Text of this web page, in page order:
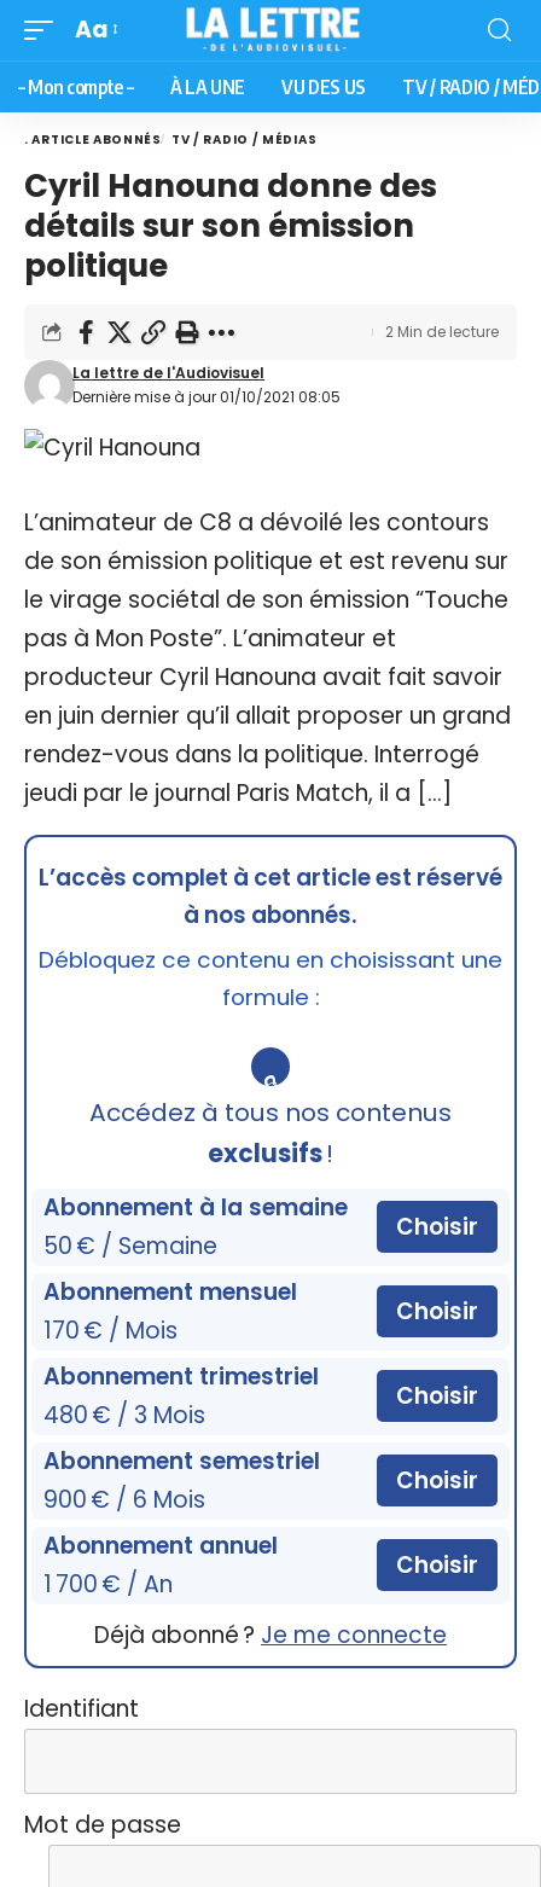
Aa
– Mon compte – À LA UNE VU DES US TV / RADIO /
. ARTICLE ABONNÉS TV / RADIO / MÉDIAS
Cyril Hanouna donne des
détails sur son émission
politique
Dernière mise à jour 01/10/2021 08:05
La lettre de l'Audiovisuel
2 Min de lecture
L’animateur de C8 a dévoilé les contours
de son émission politique et est revenu sur
le virage sociétal de son émission “Touche
pas à Mon Poste”. L’animateur et
producteur Cyril Hanouna avait fait savoir
en juin dernier qu’il allait proposer un grand
rendez-vous dans la politique. Interrogé
jeudi par le journal Paris Match, il a […]
L’accès complet à cet article est réservé
à nos abonnés.
Débloquez ce contenu en choisissant une
formule :
🔒
Accédez à tous nos contenus
exclusifs!
Abonnement à la semaine
50 € / Semaine
Choisir
Abonnement mensuel
170 € / Mois
Choisir
Abonnement trimestriel
480 € / 3 Mois
Choisir
Abonnement semestriel
900 € / 6 Mois
Choisir
Abonnement annuel
1 700 € / An
Choisir
Déjà abonné ? Je me connecte
Identifiant
Mot de passe